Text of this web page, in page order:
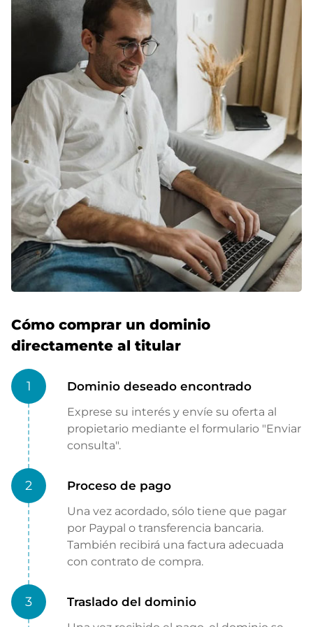
Cómo comprar un dominio
directamente al titular
1 Dominio deseado encontrado
Exprese su interés y envíe su oferta al
propietario mediante el formulario "Enviar
consulta".
2 Proceso de pago
Una vez acordado, sólo tiene que pagar
por Paypal o transferencia bancaria.
También recibirá una factura adecuada
con contrato de compra.
3 Traslado del dominio